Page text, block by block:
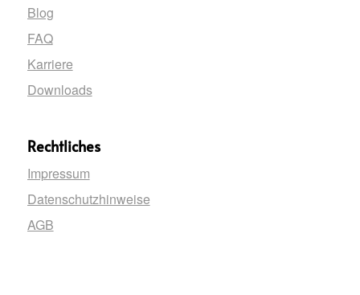
Blog
FAQ
Karriere
Downloads
Rechtliches
Impressum
Datenschutzhinweise
AGB